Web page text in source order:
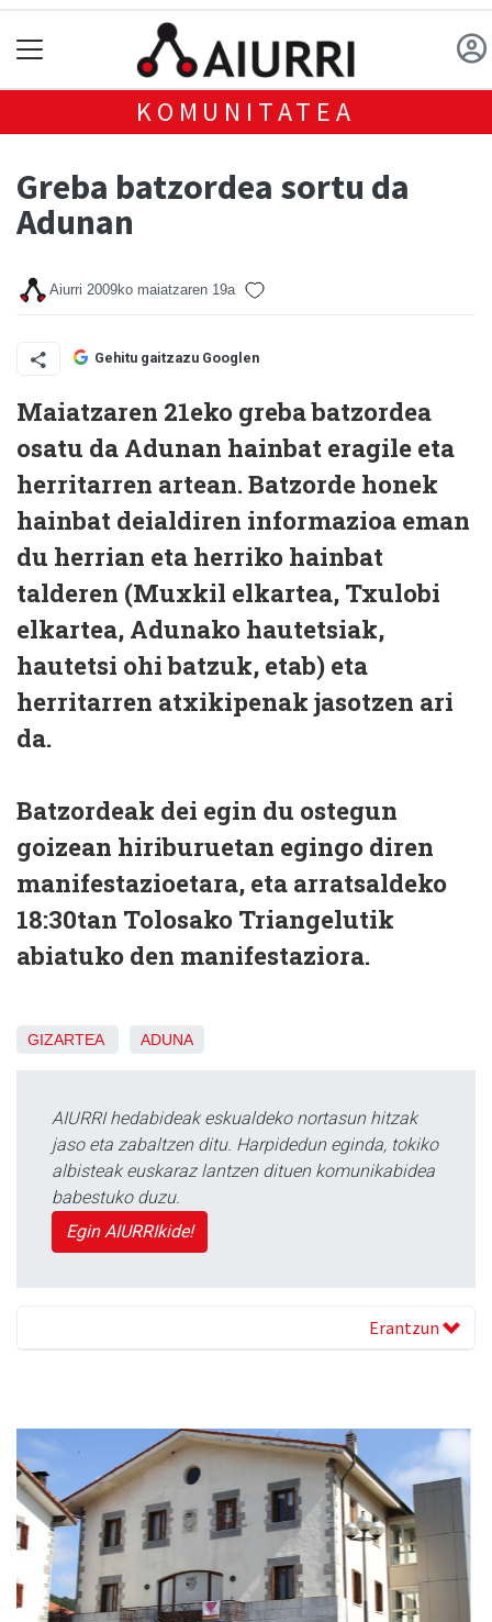
KOMUNITATEA
Greba batzordea sortu da
Adunan
Aiurri 2009ko maiatzaren 19a
Gehitu gaitzazu Googlen
Maiatzaren 21eko greba batzordea
osatu da Adunan hainbat eragile eta
herritarren artean. Batzorde honek
hainbat deialdiren informazioa eman
du herrian eta herriko hainbat
talderen (Muxkil elkartea, Txulobi
elkartea, Adunako hautetsiak,
hautetsi ohi batzuk, etab) eta
herritarren atxikipenak jasotzen ari
da.
Batzordeak dei egin du ostegun
goizean hiriburuetan egingo diren
manifestazioetara, eta arratsaldeko
18:30tan Tolosako Triangelutik
abiatuko den manifestaziora.
GIZARTEA ADUNA
AIURRI hedabideak eskualdeko nortasun hitzak
jaso eta zabaltzen ditu. Harpidedun eginda, tokiko
albisteak euskaraz lantzen dituen komunikabidea
babestuko duzu.
Egin AIURRIkide!
Erantzun